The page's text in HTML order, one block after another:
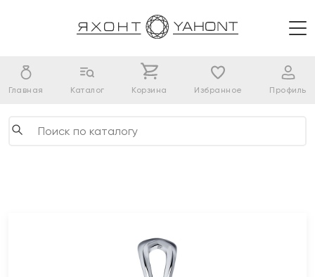
Главная Каталог Корзина Избранное Профиль